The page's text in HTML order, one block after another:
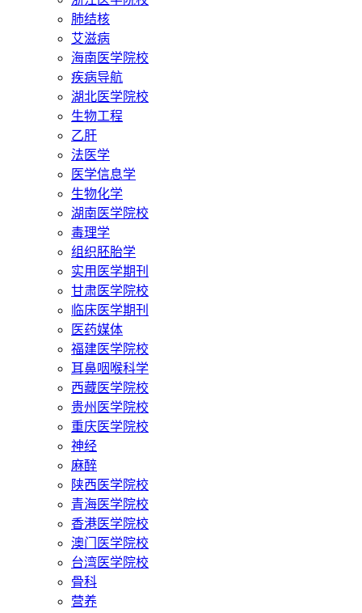
肺结核
艾滋病
海南医学院校
疾病导航
湖北医学院校
生物工程
乙肝
法医学
医学信息学
生物化学
湖南医学院校
毒理学
组织胚胎学
实用医学期刊
甘肃医学院校
临床医学期刊
医药媒体
福建医学院校
耳鼻咽喉科学
西藏医学院校
贵州医学院校
重庆医学院校
神经
麻醉
陕西医学院校
青海医学院校
香港医学院校
澳门医学院校
台湾医学院校
骨科
营养